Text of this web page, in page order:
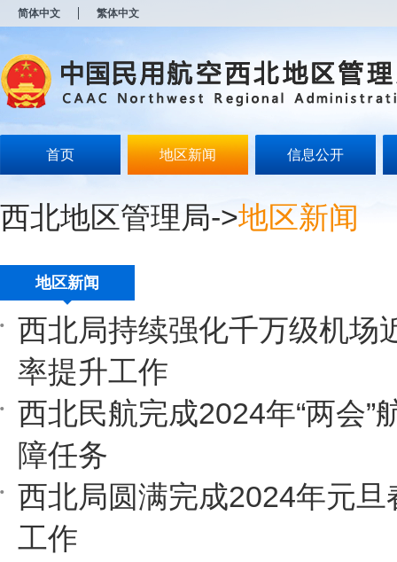
简体中文 繁体中文
首页 地区新闻 信息公开
西北地区管理局->地区新闻
地区新闻
西北局持续强化千万级机场
率提升工作
西北民航完成2024年“两会”
障任务
西北局圆满完成2024年元旦
工作
开
无
障
说
Alt
加
导